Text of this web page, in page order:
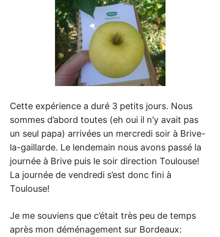
Cette expérience a duré 3 petits jours. Nous
sommes d’abord toutes (eh oui il n’y avait pas
un seul papa) arrivées un mercredi soir à Brive-
la-gaillarde. Le lendemain nous avons passé la
journée à Brive puis le soir direction Toulouse!
La journée de vendredi s’est donc fini à
Toulouse!
Je me souviens que c’était très peu de temps
après mon déménagement sur Bordeaux: